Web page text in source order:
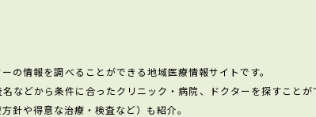
の情報を調べることができる地域医療情報サイトです。
どから条件に合ったクリニック・病院、ドクターを探すことが
針や得意な治療・検査など）も紹介。